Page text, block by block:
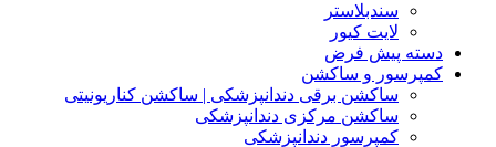
سندبلاستر
لایت کیور
دسته پیش فرض
کمپرسور و ساکشن
ساکشن برقی دندانپزشکی | ساکشن کناریونیتی
ساکشن مرکزی دندانپزشکی
کمپرسور دندانپزشکی